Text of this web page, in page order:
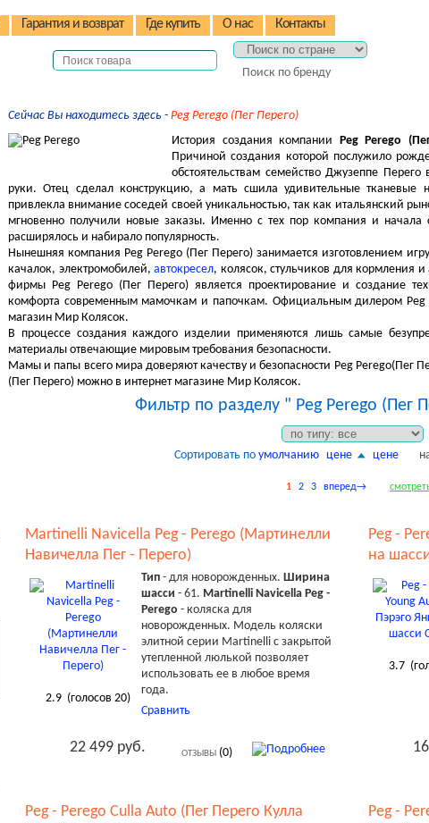
Гарантия и возврат Где купить О нас Контакты
Поиск по бренду
Сейчас Вы находитесь здесь - Peg Perego (Пег Перего)
История создания компании Peg Perego
Причиной создания которой послужило
обстоятельствам семейство Джузеппе Перего
руки. Отец сделал конструкцию, а мать сшила удивительные тканевые
привлекла внимание соседей своей уникальностью, так как итальянский
мгновенно получили новые заказы. Именно с тех пор компания и начала
расширялось и набирало популярность.
Нынешняя компания Peg Perego (Пег Перего) занимается изготовлением
качалок, электромобилей, автокресел, колясок, стульчиков для кормления
фирмы Peg Perego (Пег Перего) является проектирование и создание
комфорта современным мамочкам и папочкам. Официальным дилером Peg
магазин Мир Колясок.
В процессе создания каждого изделии применяются лишь самые
материалы отвечающие мировым требования безопасности.
Мамы и папы всего мира доверяют качеству и безопасности Peg Perego(Пег
(Пег Перего) можно в интернет магазине Мир Колясок.
Фильтр по разделу " Peg Perego (Пег
Сортировать по умолчанию цене цене
1 2 3 вперед→
Martinelli Navicella Peg - Perego (Мартинелли
Навичелла Пег - Перего)
2.9(голосов 20)
Тип- для новорожденных. Ширина
шасси - 61. Martinelli Navicella Peg -
Perego - коляска для
новорожденных. Модель коляски
элитной серии Martinelli с закрытой
утепленной люлькой позволяет
использовать ее в любое время
года.
Сравнить
22 499 руб. ОТЗЫВЫ(0)
Peg -
на
3.7
Peg - Perego Culla Auto (Пег Перего Кулла
Peg -